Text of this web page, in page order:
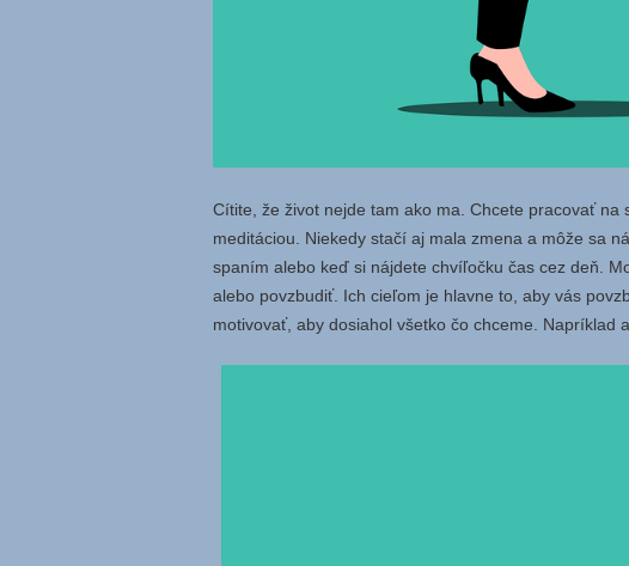
Cítite, že život nejde tam ako ma. Chcete pracovať
meditáciou. Niekedy stačí aj mala zmena a môže sa
spaním alebo keď si nájdete chvíľočku čas cez deň.
alebo povzbudiť. Ich cieľom je hlavne to, aby vás
motivovať, aby dosiahol všetko čo chceme. Napríklad